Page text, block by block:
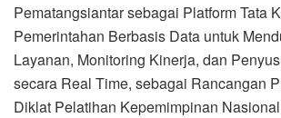
Pematangsiantar sebagai Platform Tata
Pemerintahan Berbasis Data untuk
Layanan, Monitoring Kinerja, dan
secara Real Time, sebagai Rancangan
Diklat Pelatihan Kepemimpinan